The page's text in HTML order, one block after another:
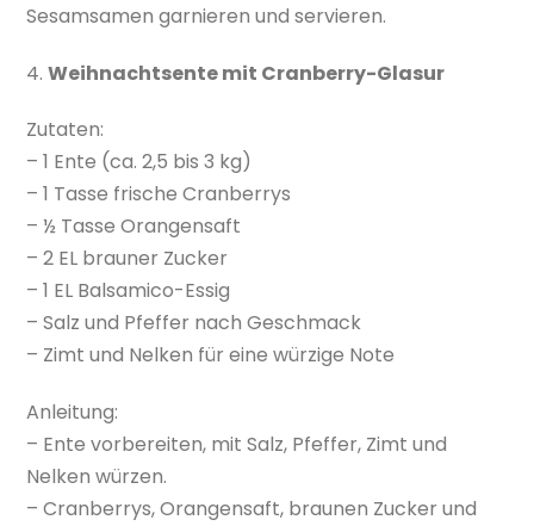
Sesamsamen garnieren und servieren.
4.Weihnachtsente mit Cranberry-Glasur
Zutaten:
– 1 Ente (ca. 2,5 bis 3 kg)
– 1 Tasse frische Cranberrys
– ½ Tasse Orangensaft
– 2 EL brauner Zucker
– 1 EL Balsamico-Essig
– Salz und Pfeffer nach Geschmack
– Zimt und Nelken für eine würzige Note
Anleitung:
– Ente vorbereiten, mit Salz, Pfeffer, Zimt und
Nelken würzen.
– Cranberrys, Orangensaft, braunen Zucker und